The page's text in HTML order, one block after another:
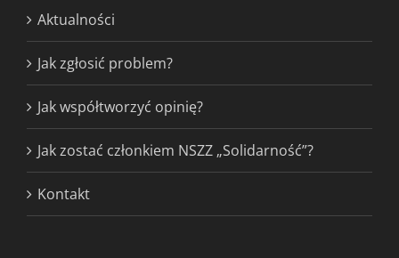
Aktualności
Jak zgłosić problem?
Jak współtworzyć opinię?
Jak zostać członkiem NSZZ „Solidarność”?
Kontakt